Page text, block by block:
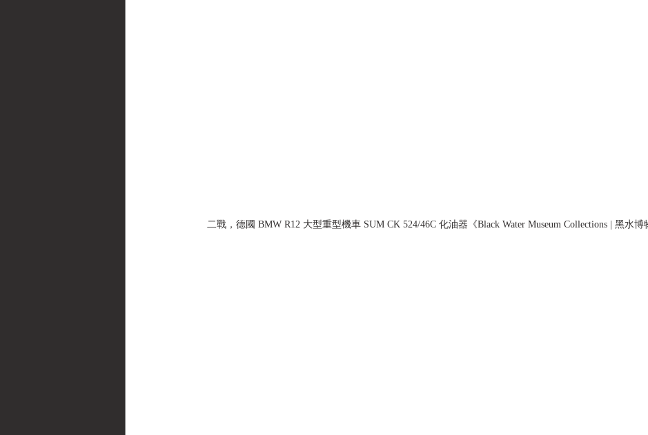
二戰，德國 BMW R12 大型重型機車 SUM CK 524/46C 化油器《Black Water Museum Collections | 黑水博